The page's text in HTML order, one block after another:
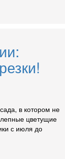
в котором не
цветущие
с июля до